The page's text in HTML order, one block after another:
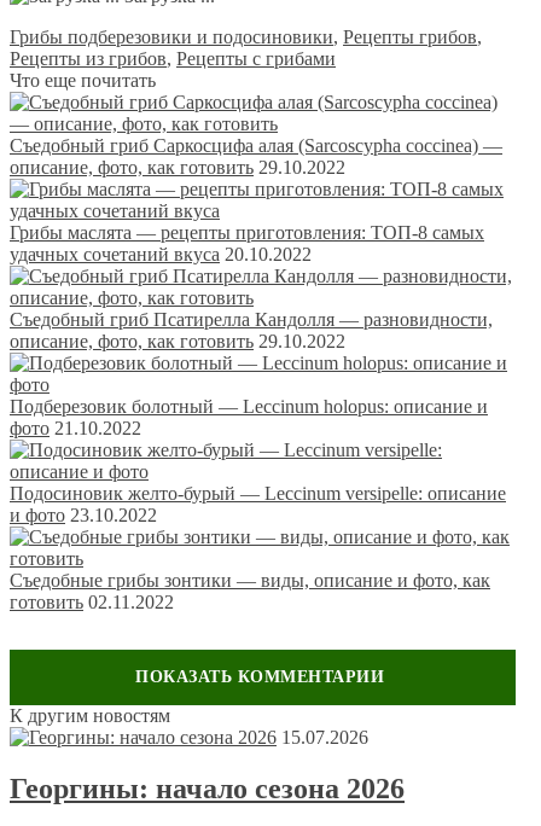
Грибы подберезовики и подосиновики, Рецепты грибов,
Рецепты из грибов, Рецепты с грибами
Что еще почитать
Съедобный гриб Саркосцифа алая (Sarcoscypha coccinea) —
описание, фото, как готовить 29.10.2022
Грибы маслята — рецепты приготовления: ТОП-8 самых
удачных сочетаний вкуса 20.10.2022
Съедобный гриб Псатирелла Кандолля — разновидности,
описание, фото, как готовить 29.10.2022
Подберезовик болотный — Leccinum holopus: описание и
фото 21.10.2022
Подосиновик желто-бурый — Leccinum versipelle: описание
и фото 23.10.2022
Съедобные грибы зонтики — виды, описание и фото, как
готовить 02.11.2022
Оставить комментарий
Ваш адрес email не будет опубликован.
Обязательные поля
помечены*
К другим новостям
15.07.2026
Георгины: начало сезона 2026